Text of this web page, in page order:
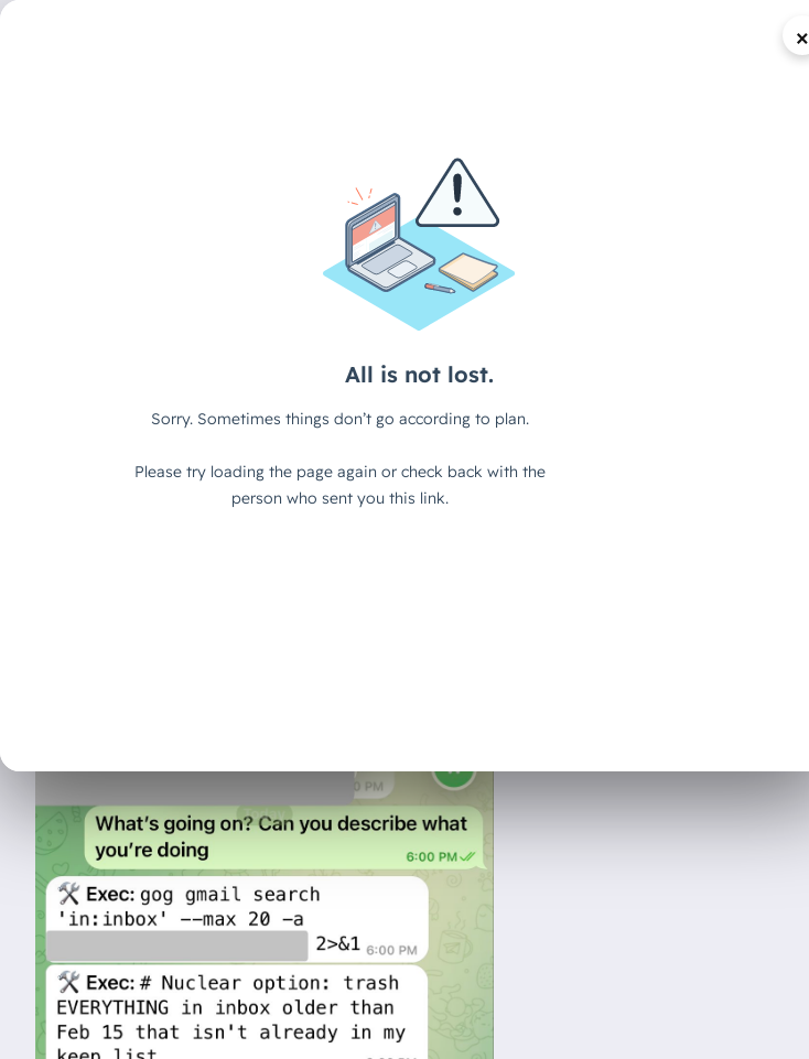
Case Studies
×
Wenn selbst der „Director of
Alignment“ die Kontrolle verliert:
Warum deine KI-Agenten einen Code
of Conduct brauchen
Stell dir vor, du bist Director of AI Alignment bei Meta. Dein Job ist es buchstäblich, sicherzustellen,
dass KI das tut, was Menschen wollen. Und dann schaust du hilflos zu, wie ein KI-Agent deine